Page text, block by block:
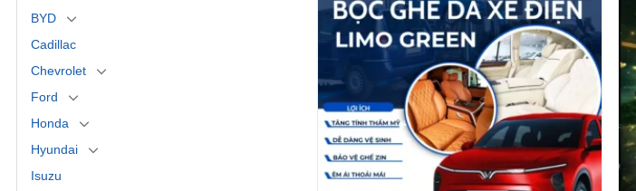
BYD
Cadillac
Chevrolet
Ford
Honda
Hyundai
Isuzu